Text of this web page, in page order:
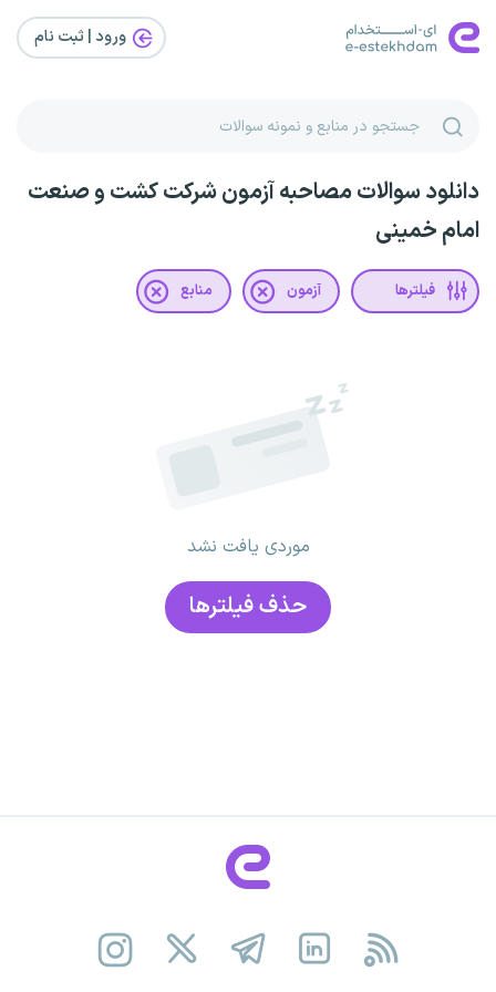
ورود | ثبت‌ نام
دانلود سوالات مصاحبه آزمون شرکت کشت و صنعت
امام خمینی
فیلترها آزمون منابع
موردی یافت نشد
حذف فیلتر‌ها